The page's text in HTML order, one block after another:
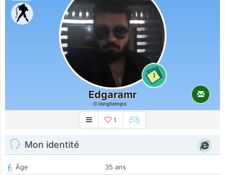
1
Edgaramr
longtemps
1
Mon identité
Âge
35 ans